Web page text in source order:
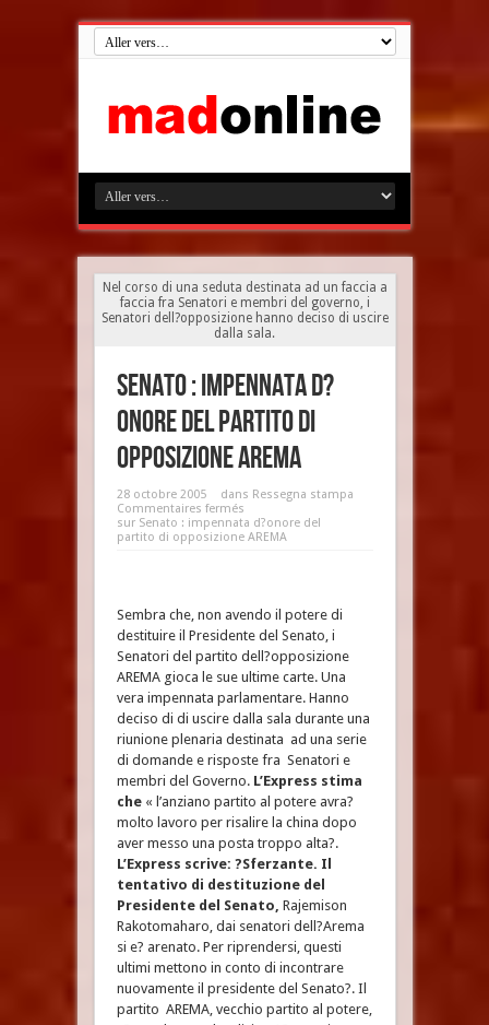
Nel corso di una seduta destinata ad un faccia a
faccia fra Senatori e membri del governo, i
Senatori dell?opposizione hanno deciso di uscire
dalla sala.
Senato : impennata d?
onore del partito di
opposizione AREMA
28 octobre 2005 dans Ressegna stampa
Commentaires fermés
sur Senato : impennata d?onore del
partito di opposizione AREMA
Sembra che, non avendo il potere di
destituire il Presidente del Senato, i
Senatori del partito dell?opposizione
AREMA gioca le sue ultime carte. Una
vera impennata parlamentare. Hanno
deciso di di uscire dalla sala durante una
riunione plenaria destinata ad una serie
di domande e risposte fra Senatori e
membri del Governo. L’Express stima
che « l’anziano partito al potere avra?
molto lavoro per risalire la china dopo
aver messo una posta troppo alta?.
L’Express scrive: ?Sferzante. Il
tentativo di destituzione del
Presidente del Senato, Rajemison
Rakotomaharo, dai senatori dell?Arema
si e? arenato. Per riprendersi, questi
ultimi mettono in conto di incontrare
nuovamente il presidente del Senato?. Il
partito AREMA, vecchio partito al potere,